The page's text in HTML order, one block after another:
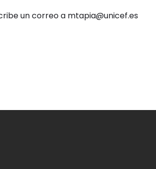
un correo a mtapia@unicef.es